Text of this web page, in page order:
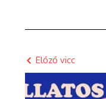
Előző vicc